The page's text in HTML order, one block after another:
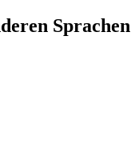
Sprachen